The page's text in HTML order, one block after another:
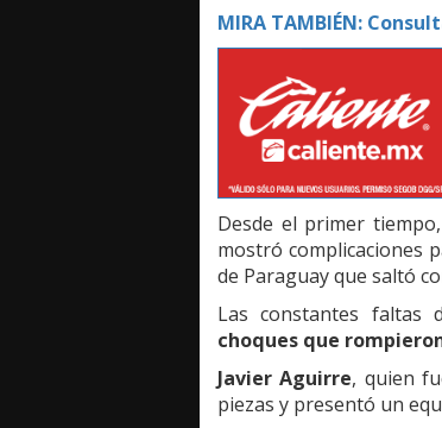
MIRA TAMBIÉN:
Desde el primer tiempo,
mostró complicaciones
de Paraguay que saltó
Las constantes faltas
choques que
Javier Aguirre, quien
piezas y presentó un